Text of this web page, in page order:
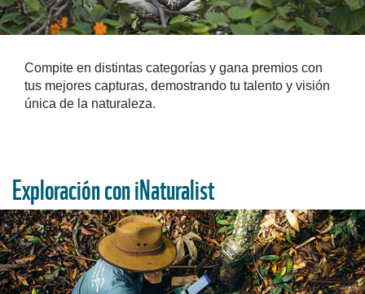
Compite en distintas categorías y gana premios con
tus mejores capturas, demostrando tu talento y visión
única de la naturaleza.
Exploración con iNaturalist